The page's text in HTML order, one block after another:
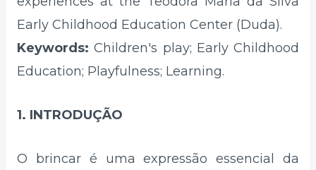
Early Childhood Education Center (Duda).
Keywords:Children's play; Early Childhood
Education; Playfulness; Learning.
1. INTRODUÇÃO
O brincar é uma expressão essencial da